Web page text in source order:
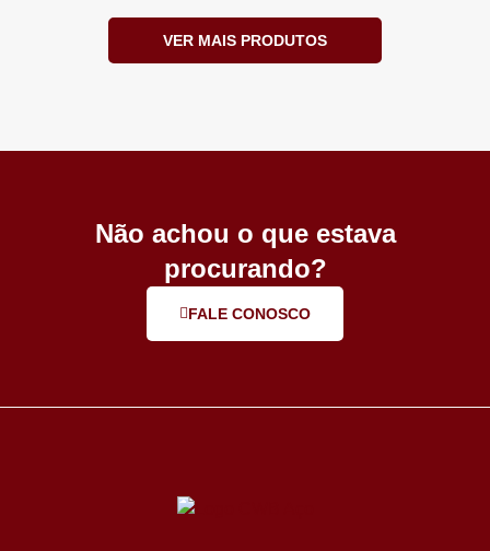
VER MAIS PRODUTOS
Não achou o que estava
procurando?
FALE CONOSCO